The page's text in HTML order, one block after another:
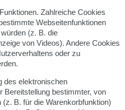
Zahlreiche Cookies
Webseitenfunktionen
(z. B. die
von Videos). Andere Cookies
oder zu
des elektronischen
Bereitstellung bestimmter, von
B. für die Warenkorbfunktion)